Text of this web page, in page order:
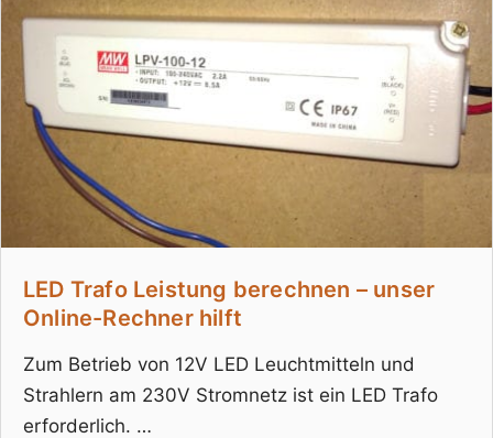
LED Trafo Leistung berechnen – unser
Online-Rechner hilft
Zum Betrieb von 12V LED Leuchtmitteln und
Strahlern am 230V Stromnetz ist ein LED Trafo
erforderlich. …